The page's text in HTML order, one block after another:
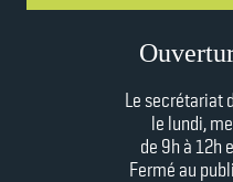
Le secrétariat
le lundi,
de 9h à 12h
Fermé au